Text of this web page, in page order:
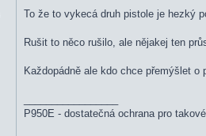
To že to vykecá druh pistole je hezký
Rušit to něco rušilo, ale nějakej ten
Každopádně ale kdo chce přemýšlet
P950E - dostatečná ochrana pro